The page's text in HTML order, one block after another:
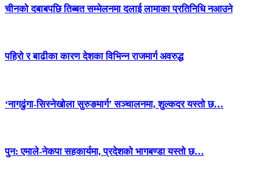
चीनको दबाबपछि तिब्बत सम्मेलनमा दलाई लामाका प्रतिनिधि नआउने
पहिरो र बाढीका कारण देशका विभिन्न राजमार्ग अवरुद्ध
‘नागढुंगा-सिस्नेखोला सुरुङमार्ग’ सञ्चालनमा, शुल्कदर यस्तो छ…
पुन: एमाले-नेकपा सहकार्यमा, प्रदेशको भागबण्डा यस्तो छ…